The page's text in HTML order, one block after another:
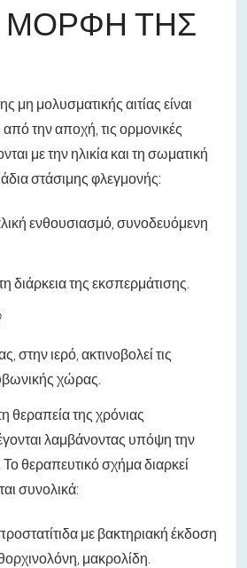
ΜΟΡΦΉ ΤΗΣ
μη μολυσματικής αιτίας είναι
από την αποχή, τις ορμονικές
με την ηλικία και τη σωματική
στάσιμης φλεγμονής:
ενθουσιασμό, συνοδευόμενη
διάρκεια της εκσπερμάτισης.
στην ιερό, ακτινοβολεί τις
χώρας.
θεραπεία της χρόνιας
λαμβάνοντας υπόψη την
Το θεραπευτικό σχήμα διαρκεί
συνολικά:
με βακτηριακή έκδοση
μακρολίδη.